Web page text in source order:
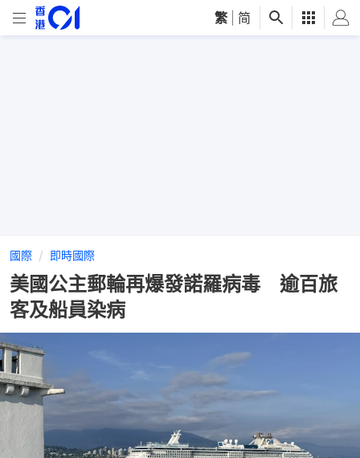
繁 简
國際 即時國際
美國公主郵輪再爆發諾羅病毒 逾百旅
客及船員染病